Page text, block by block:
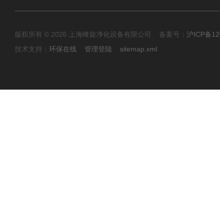
版权所有 © 2026 上海峰旋净化设备有限公司 备案号： 沪ICP备
技术支持： 环保在线 管理登陆 sitemap.xml